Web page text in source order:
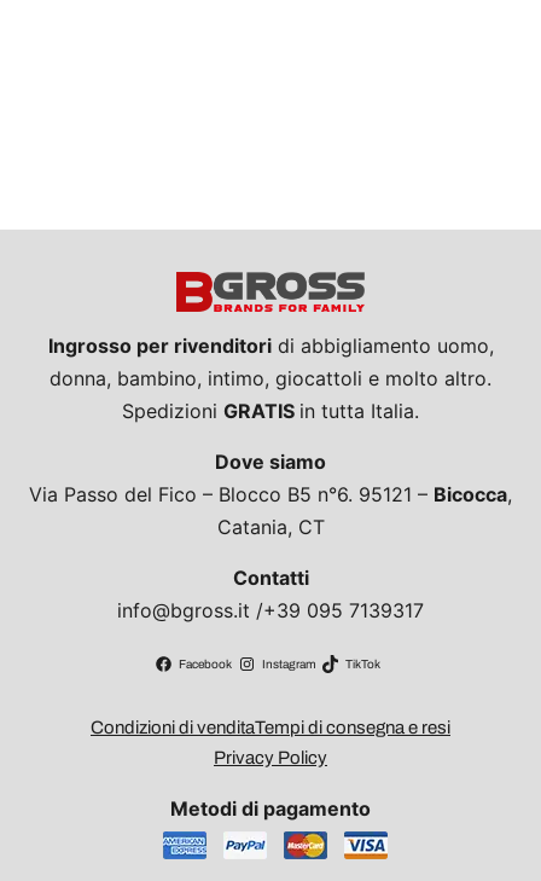
Ingrosso per rivenditoridi abbigliamento uomo,
donna, bambino, intimo, giocattoli e molto altro.
Spedizioni GRATIS in tutta Italia.
Dove siamo
Via Passo del Fico – Blocco B5 n°6. 95121 – Bicocca,
Catania, CT
Contatti
info@bgross.it /+39 095 7139317
Facebook Instagram TikTok
Condizioni di venditaTempi di consegna e resi
Privacy Policy
Metodi di pagamento